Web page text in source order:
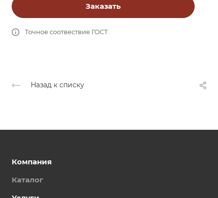
Заказать
Точное соотвествие ГОСТ.
Назад к списку
Компания
Каталог